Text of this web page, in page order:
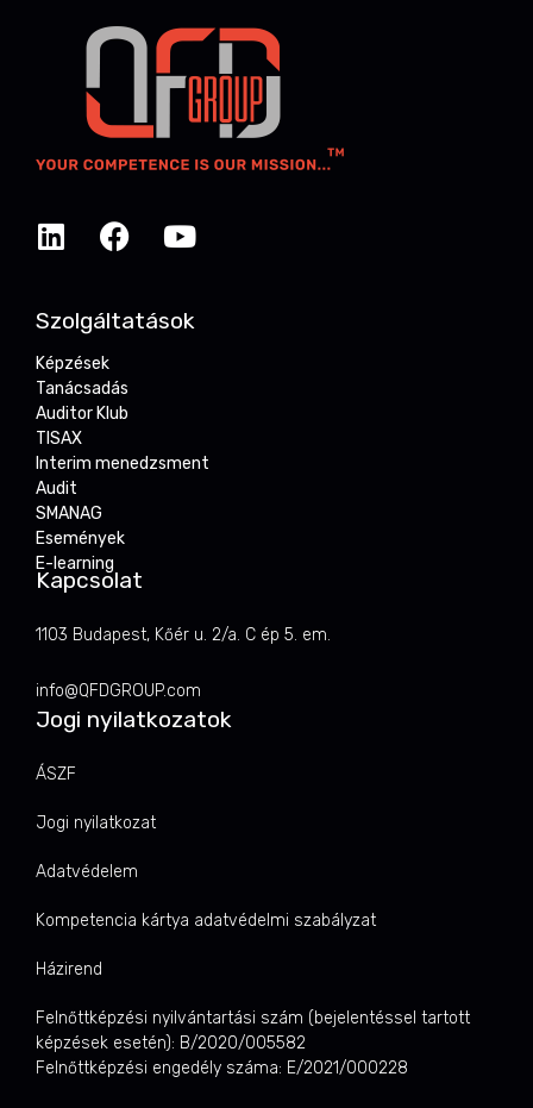
Szolgáltatások
Képzések
Tanácsadás
Auditor Klub
TISAX
Interim menedzsment
Audit
SMANAG
Események
E-learning
Kapcsolat
1103 Budapest, Kőér u. 2/a. C ép 5. em.
info@QFDGROUP.com
Jogi nyilatkozatok
ÁSZF
Jogi nyilatkozat
Adatvédelem
Kompetencia kártya adatvédelmi szabályzat
Házirend
Felnőttképzési nyilvántartási szám (bejelentéssel tartott
képzések esetén): B/2020/005582
Felnőttképzési engedély száma: E/2021/000228